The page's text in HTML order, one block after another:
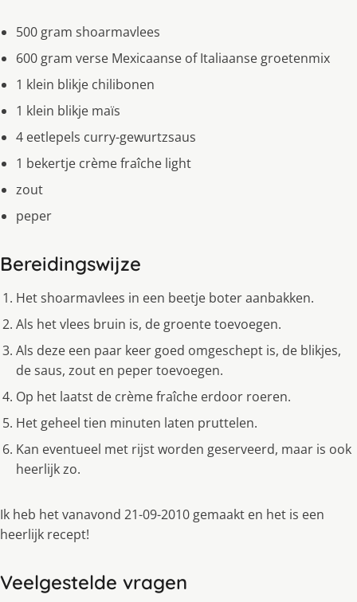
500 gram shoarmavlees
600 gram verse Mexicaanse of Italiaanse groetenmix
1 klein blikje chilibonen
1 klein blikje maïs
4 eetlepels curry-gewurtzsaus
1 bekertje crème fraîche light
zout
peper
Bereidingswijze
Het shoarmavlees in een beetje boter aanbakken.
Als het vlees bruin is, de groente toevoegen.
Als deze een paar keer goed omgeschept is, de blikjes,
de saus, zout en peper toevoegen.
Op het laatst de crème fraîche erdoor roeren.
Het geheel tien minuten laten pruttelen.
Kan eventueel met rijst worden geserveerd, maar is ook
heerlijk zo.
Ik heb het vanavond 21-09-2010 gemaakt en het is een
heerlijk recept!
Veelgestelde vragen